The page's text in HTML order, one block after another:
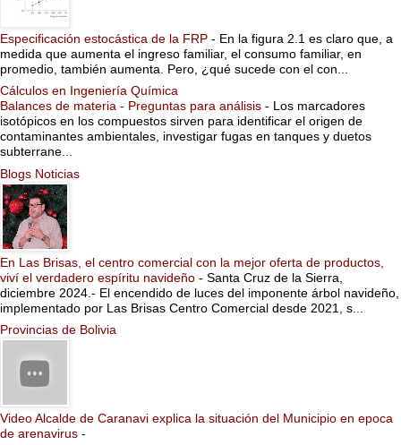
Especificación estocástica de la FRP - En la figura 2.1 es claro que, a
medida que aumenta el ingreso familiar, el consumo familiar, en
promedio, también aumenta. Pero, ¿qué sucede con el con...
Cálculos en Ingeniería Química
Balances de materia - Preguntas para análisis - Los marcadores
isotópicos en los compuestos sirven para identificar el origen de
contaminantes ambientales, investigar fugas en tanques y duetos
subterrane...
Blogs Noticias
En Las Brisas, el centro comercial con la mejor oferta de productos,
viví el verdadero espíritu navideño - Santa Cruz de la Sierra,
diciembre 2024.- El encendido de luces del imponente árbol navideño,
implementado por Las Brisas Centro Comercial desde 2021, s...
Provincias de Bolivia
Video Alcalde de Caranavi explica la situación del Municipio en epoca
de arenavirus -